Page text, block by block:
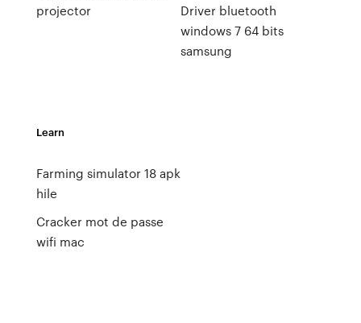
projector
Driver bluetooth
windows 7 64 bits
samsung
Learn
Farming simulator 18 apk
hile
Cracker mot de passe
wifi mac